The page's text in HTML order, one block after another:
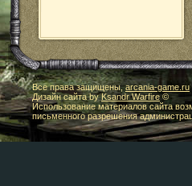
Все права защищены,arcania-game.ru
Дизайн сайта byKsandr Warfire©
Использование материалов сайта
письменного разрешения